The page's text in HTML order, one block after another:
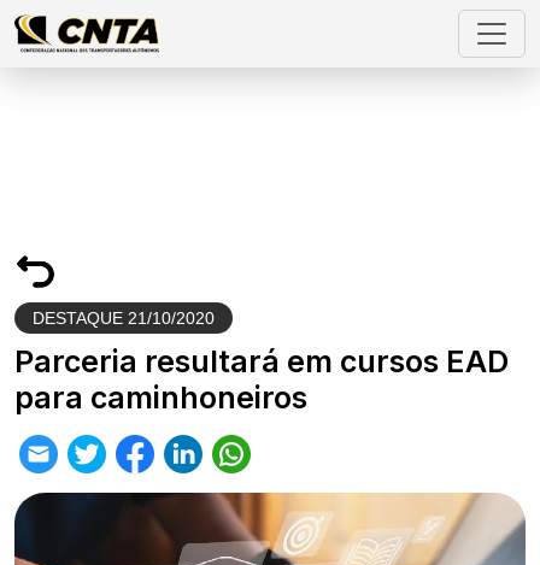
DESTAQUE 21/10/2020
Parceria resultará em cursos EAD
para caminhoneiros